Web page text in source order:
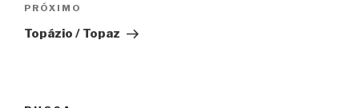
Próximo
PRÓXIMO
Topázio / Topaz